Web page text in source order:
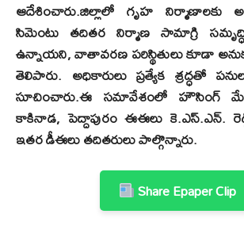
ఆదేశించారు.జిల్లాలో గృహ నిర్మాణాలకు
సిమెంటు తదితర నిర్మాణ సామాగ్రి
ఉన్నాయని, వాతావరణ పరిస్థితులు కూడా
తెలిపారు. అధికారులు ప్రత్యేక శ్రద్ధతో
సూచించారు.ఈ సమావేశంలో హౌసింగ్
కాకినాడ, పెద్దాపురం ఈఈలు కె.ఎస్.ఎన్.
ఇతర డీఈలు తదితరులు పాల్గొన్నారు.
Share Epaper Clip